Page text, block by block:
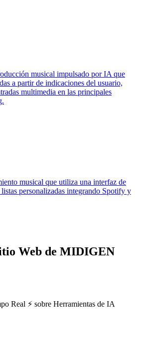
musical impulsado por IA que
a partir de indicaciones del usuario,
multimedia en las principales
musical que utiliza una interfaz de
personalizadas integrando Spotify y
Web de MIDIGEN
Real ⚡️ sobre Herramientas de IA